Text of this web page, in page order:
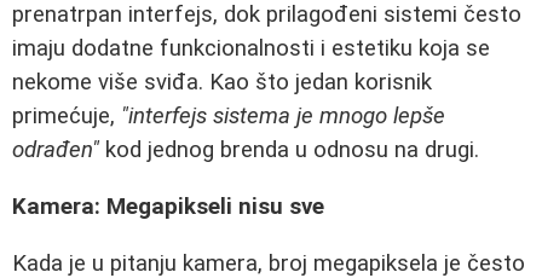
prenatrpan interfejs, dok prilagođeni sistemi često
imaju dodatne funkcionalnosti i estetiku koja se
nekome više sviđa. Kao što jedan korisnik
primećuje, "interfejs sistema je mnogo lepše
odrađen" kod jednog brenda u odnosu na drugi.
Kamera: Megapikseli nisu sve
Kada je u pitanju kamera, broj megapiksela je često